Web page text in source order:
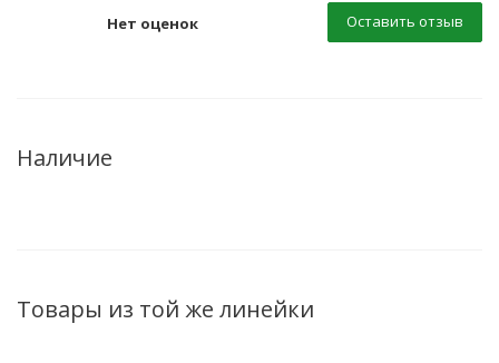
Нет оценок Оставить отзыв
Наличие
Товары из той же линейки